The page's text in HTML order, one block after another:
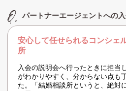
パートナーエージェントへの
安心して任せられるコンシェ
所
入会の説明会へ行ったときに担当
がわかりやすく、分からない点も
た。「結婚相談所というと、絶対